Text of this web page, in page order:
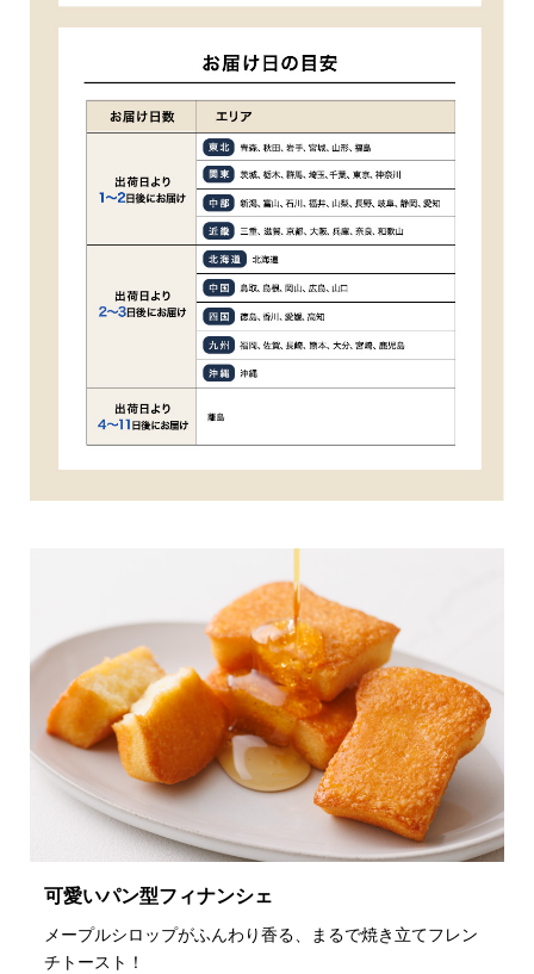
可愛いパン型フィナンシェ
メープルシロップがふんわり香る、まるで焼き立てフレン
チトースト！